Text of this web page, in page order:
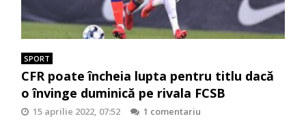
SPORT
CFR poate încheia lupta pentru titlu dacă
o învinge duminică pe rivala FCSB
15 aprilie 2022, 07:52
1 comentariu